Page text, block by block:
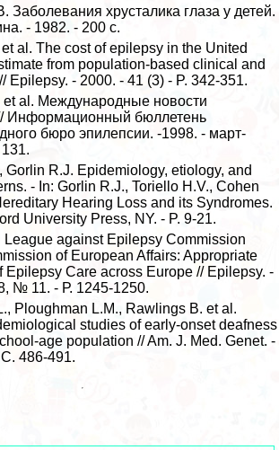
Заболевания хрусталика глаза у детей.
- 1982. - 200 с.
al. The cost of epilepsy in the United
from population-based clinical and
Epilepsy. - 2000. - 41 (3) - P. 342-351.
et al. Международные новости
Информационный бюллетень
бюро эпилепсии. -1998. - март-
Gorlin R.J. Epidemiology, etiology, and
- In: Gorlin R.J., Toriello H.V., Cohen
Hearing Loss and its Syndromes.
University Press, NY. - P. 9-21.
League against Epilepsy Commission
of European Affairs: Appropriate
Epilepsy Care across Europe // Epilepsy. -
№ 11. - Р. 1245-1250.
Ploughman L.M., Rawlings B. et al.
studies of early-onset deafness
age population // Am. J. Med. Genet. -
486-491.